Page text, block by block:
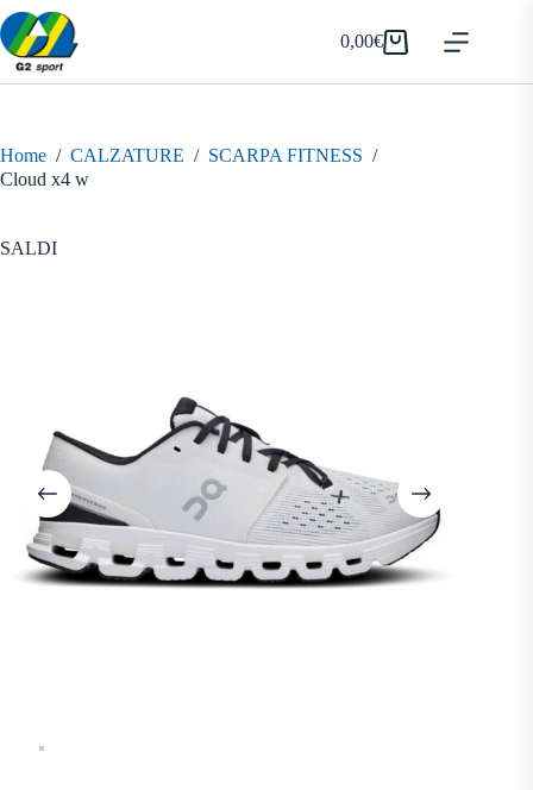
Salta
al
contenuto
Carrello
0,00€
Home / CALZATURE / SCARPA FITNESS /
Cloud x4 w
SALDI